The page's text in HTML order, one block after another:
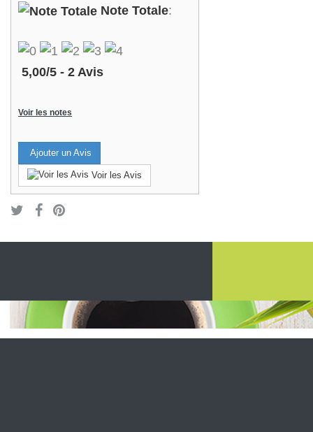
Note Totale:
5,00/5 - 2 Avis
Voir les notes
Ajouter un Avis
Voir les Avis